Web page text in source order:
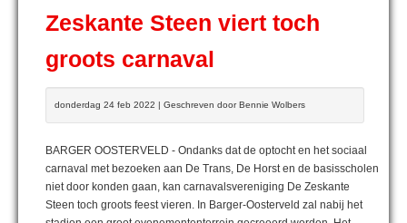
Zeskante Steen viert toch
groots carnaval
donderdag 24 feb 2022 | Geschreven door Bennie Wolbers
BARGER OOSTERVELD - Ondanks dat de optocht en het sociaal
carnaval met bezoeken aan De Trans, De Horst en de basisscholen
niet door konden gaan, kan carnavalsvereniging De Zeskante
Steen toch groots feest vieren. In Barger-Oosterveld zal nabij het